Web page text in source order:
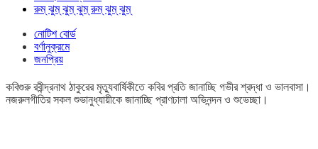
রুম্ ঝুম্ ঝুম্ ঝুম্ রুম্ ঝুম্ ঝুম্
নোটিশ বোর্ড
বর্ণানুক্রমে
জনপ্রিয়
কবিগুরু রবীন্দ্রনাথ ঠাকুরের মৃত্যুবার্ষিকীতে কবির প্রতি জানাচ্ছি গভীর শ্রদ্ধা ও ভালবাসা।
নজরুলগীতির সকল শুভানুধ্যায়ীকে জানাচ্ছি প্রাণঢালা অভিনন্দন ও শুভেচ্ছা।